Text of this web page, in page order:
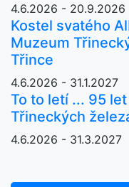
4.6.2026 - 20.9.2026
Kostel svatého
Muzeum
Třince
4.6.2026 - 31.1.2027
To to letí ... 95
Třineckých
4.6.2026 - 31.3.2027